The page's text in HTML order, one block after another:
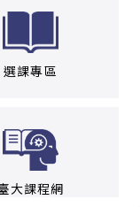
選課專區
大課程網